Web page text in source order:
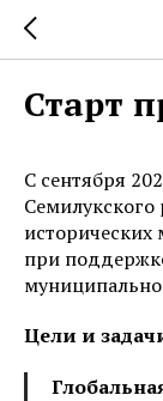
Старт
С сентября
при
Цели и